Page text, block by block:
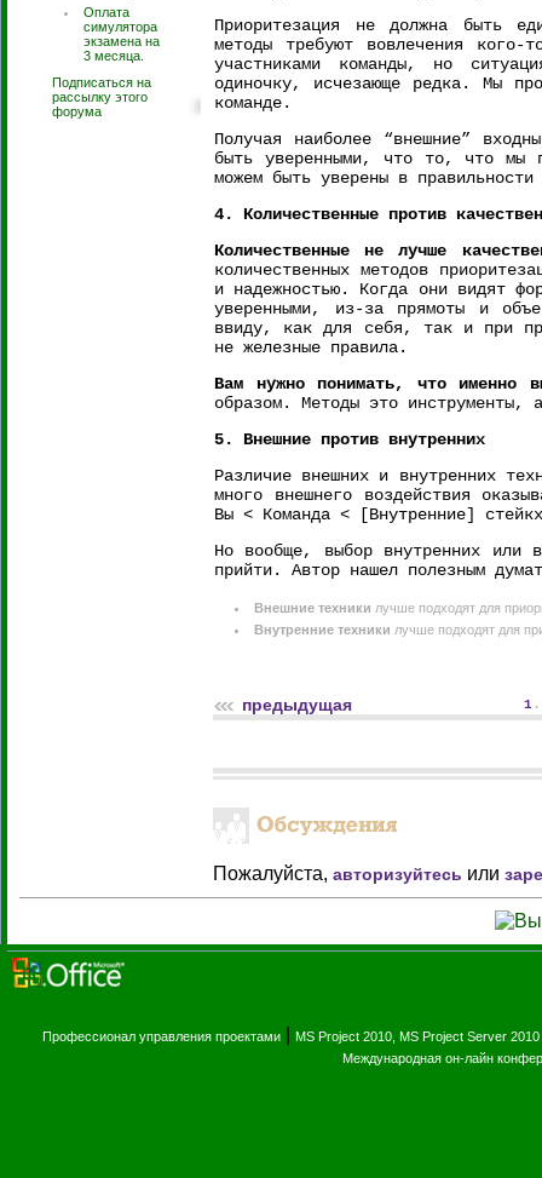
Оплата
симулятора
экзамена на
3 месяца.
Подписаться на
рассылку этого
форума
Приоритезация не должна быть
методы требуют вовлечения
участниками команды, но
одиночку, исчезающе редка. Мы
команде.
Получая наиболее “внешние”
быть уверенными, что то, что мы
можем быть уверены в
4. Количественные против
Количественные не лучше
количественных методов
и надежностью. Когда они видят
уверенными, из-за прямоты и
ввиду, как для себя, так и при
не железные правила.
Вам нужно понимать, что именно
образом. Методы это инструменты,
5. Внешние против внутренних
Различие внешних и внутренних
много внешнего воздействия
Вы < Команда < [Внутренние]
Но вообще, выбор внутренних или
прийти. Автор нашел полезным
Внешние техники лучше подходят для
Внутренние техники лучше подходят для
предыдущая 1
Пожалуйста, авторизуйтесь или
Профессионал управления проектами MS Project 2010, MS Project Server 2010
Международная он-лайн